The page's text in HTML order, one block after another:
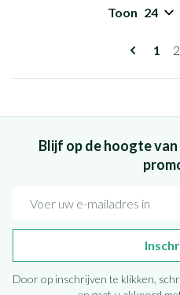
U
1 2
Toon
Blijf op de hoogte
Door op inschrijven te klikken,